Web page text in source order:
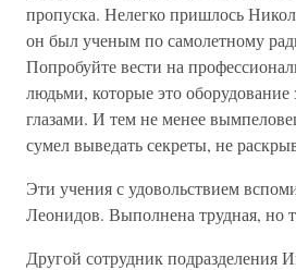
пропуска. Нелегко пришлось
он был ученым по самолетному
Попробуйте вести на
людьми, которые это
глазами. И тем не менее
сумел выведать секреты, не
Эти учения с удовольствием
Леонидов. Выполнена трудная, но
Другой сотрудник подразделения